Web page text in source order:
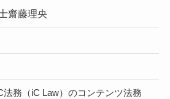
齋藤理央
法務（iC Law）のコンテンツ法務